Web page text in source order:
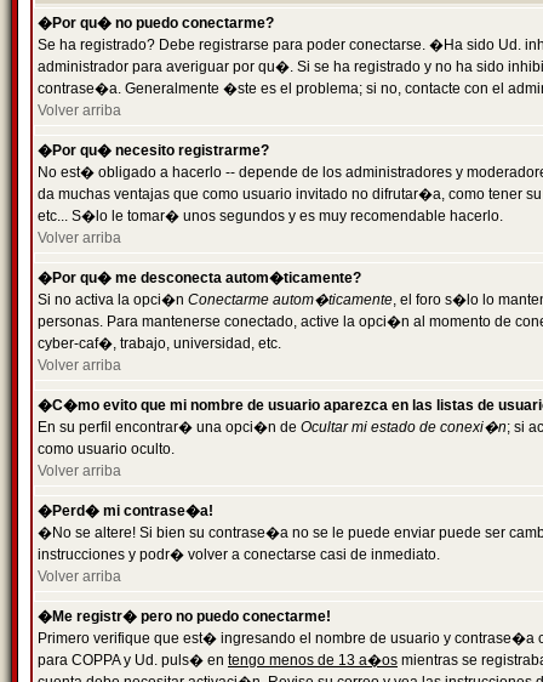
�Por qu� no puedo conectarme?
Se ha registrado? Debe registrarse para poder conectarse. �Ha sido Ud.
administrador para averiguar por qu�. Si se ha registrado y no ha sido
contrase�a. Generalmente �ste es el problema; si no, contacte con el
Volver arriba
�Por qu� necesito registrarme?
No est� obligado a hacerlo -- depende de los administradores y
da muchas ventajas que como usuario invitado no difrutar�a, como tener
etc... S�lo le tomar� unos segundos y es muy recomendable hacerlo.
Volver arriba
�Por qu� me desconecta autom�ticamente?
Si no activa la opci�n Conectarme autom�ticamente, el foro s�lo lo
personas. Para mantenerse conectado, active la opci�n al momento de
cyber-caf�, trabajo, universidad, etc.
Volver arriba
�C�mo evito que mi nombre de usuario aparezca en las listas de
En su perfil encontrar� una opci�n de Ocultar mi estado de conexi�n; si
como usuario oculto.
Volver arriba
�Perd� mi contrase�a!
�No se altere! Si bien su contrase�a no se le puede enviar puede ser
instrucciones y podr� volver a conectarse casi de inmediato.
Volver arriba
�Me registr� pero no puedo conectarme!
Primero verifique que est� ingresando el nombre de usuario y
para COPPA y Ud. puls� en tengo menos de 13 a�os mientras se